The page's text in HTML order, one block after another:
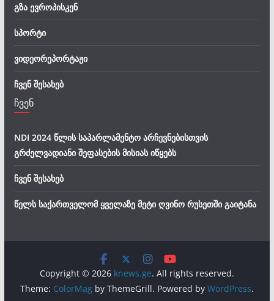
გზა ევროპისკენ
სპორტი
ვიდეორეპორტაჟი
ჩვენ შესახებ
ჩვენ
NDI 2024 წლის საპარლამენტო არჩევნებისთვის
გრძელვადიანი შეფასების მისიას იწყებს
ჩვენ შესახებ
წელს საქართველომ ყველაზე მეტი ღვინო რუსეთში გაიტანა
Copyright © 2026 knews.ge. All rights reserved.
Theme: ColorMagby ThemeGrill. Powered by WordPress.